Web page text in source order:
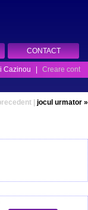
CONTACT
Cazinou
Creare cont
jocul urmator »